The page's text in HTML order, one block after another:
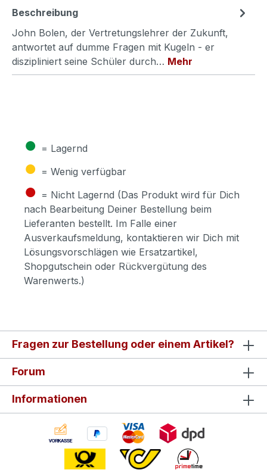
Beschreibung
John Bolen, der Vertretungslehrer der Zukunft,
antwortet auf dumme Fragen mit Kugeln - er
diszipliniert seine Schüler durch… Mehr
● = Lagernd
● = Wenig verfügbar
● = Nicht Lagernd (Das Produkt wird für Dich
nach Bearbeitung Deiner Bestellung beim
Lieferanten bestellt. Im Falle einer
Ausverkaufsmeldung, kontaktieren wir Dich mit
Lösungsvorschlägen wie Ersatzartikel,
Shopgutschein oder Rückvergütung des
Warenwerts.)
Fragen zur Bestellung oder einem Artikel?
Forum
Informationen